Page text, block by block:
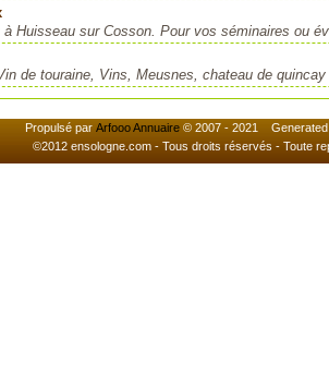
Huisseau sur Cosson. Pour vos séminaires ou
de touraine, Vins, Meusnes, chateau de
Propulsé par Arfooo Annuaire© 2007 - 2021
©2012 ensologne.com - Tous droits réservés - Toute